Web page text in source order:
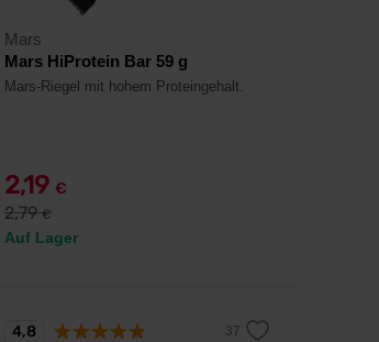
Mars
Mars HiProtein Bar 59 g
Mars-Riegel mit hohem Proteingehalt.
2,19 €
2,79€
Auf Lager
4,8